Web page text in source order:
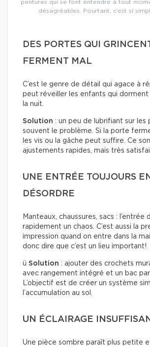
pentures qui se font entendre à tout
désagréables. Pourtant, c’est si
DES PORTES QUI
FERMENT MAL
C’est le genre de détail qui agace à
peut réveiller les enfants qui dorment
la nuit.
Solution : un peu de lubrifiant sur les
souvent le problème. Si la porte
les vis ou la gâche peut suffire. Ce
ajustements rapides, mais très
UNE ENTRÉE TOUJOURS EN
DÉSORDRE
Manteaux, chaussures, sacs : l’entrée
rapidement un chaos. C’est aussi la
impression quand on entre dans la
donc dire que c’est un lieu important!
ü Solution : ajouter des crochets
avec rangement intégré et un bac
L’objectif est de créer un système
l’accumulation au sol.
UN ÉCLAIRAGE
Une pièce sombre paraît plus petite